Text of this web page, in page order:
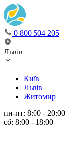
0 800 504 205
Львів
Київ
Львів
Житомир
пн-пт: 8:00 - 20:00
сб: 8:00 - 18:00